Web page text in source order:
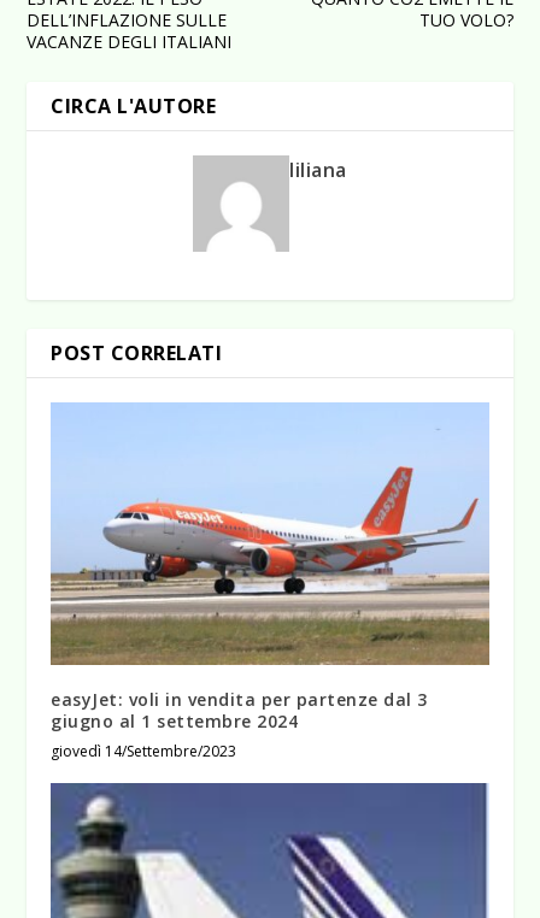
DELL’INFLAZIONE SULLE
VACANZE DEGLI ITALIANI
TUO VOLO?
CIRCA L'AUTORE
liliana
POST CORRELATI
easyJet: voli in vendita per partenze dal 3
giugno al 1 settembre 2024
giovedì 14/Settembre/2023